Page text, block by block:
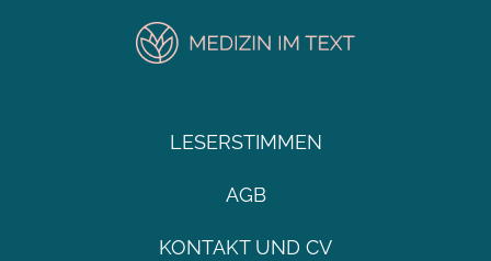
LESERSTIMMEN
AGB
KONTAKT UND CV